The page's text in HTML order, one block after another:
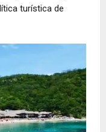
turística de